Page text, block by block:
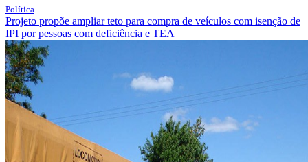
Política
Projeto propõe ampliar teto para compra de veículos com isenção de
IPI por pessoas com deficiência e TEA